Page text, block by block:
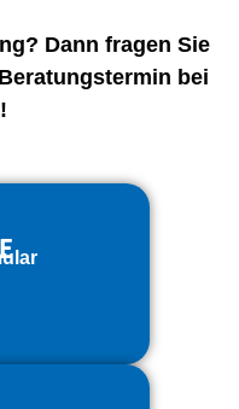
Dann fragen Sie
bei